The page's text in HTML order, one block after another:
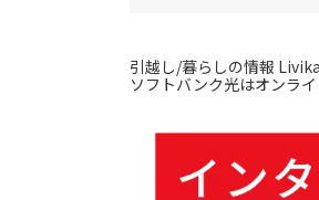
引越し/暮らしの情報 Livika
ソフトバンク光はオンラ